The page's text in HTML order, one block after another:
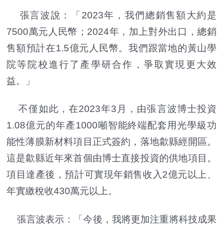
張言波說：「2023年，我們總銷售額大約是
7500萬元人民幣；2024年，加上對外出口，總銷
售額預計在1.5億元人民幣。我們跟當地的黃山學
院等院校進行了產學研合作，爭取實現更大效
益。」
不僅如此，在2023年3月，由張言波博士投資
1.08億元的年產1000噸智能終端配套用光學級功
能性薄膜新材料項目正式簽約，落地歙縣經開區。
這是歙縣近年來首個由博士直接投資的供地項目。
項目達產後，預計可實現年銷售收入2億元以上、
年實繳稅收430萬元以上。
張言波表示：「今後，我將更加注重將科技成果